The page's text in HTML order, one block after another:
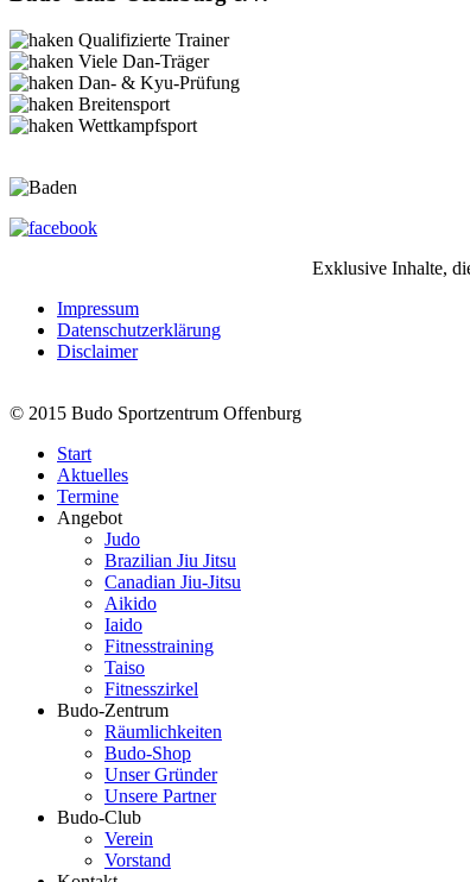
Qualifizierte Trainer
Viele Dan-Träger
Dan- & Kyu-Prüfung
Breitensport
Wettkampfsport
Exklusive Inhalte,
Impressum
Datenschutzerklärung
Disclaimer
© 2015 Budo Sportzentrum Offenburg
Start
Aktuelles
Termine
Angebot
Judo
Brazilian Jiu Jitsu
Canadian Jiu-Jitsu
Aikido
Iaido
Fitnesstraining
Taiso
Fitnesszirkel
Budo-Zentrum
Räumlichkeiten
Budo-Shop
Unser Gründer
Unsere Partner
Budo-Club
Verein
Vorstand